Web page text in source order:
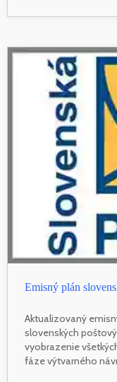
Emisný plán
Aktualizovaný
slovenských
vyobrazenie
fáze výtvarného